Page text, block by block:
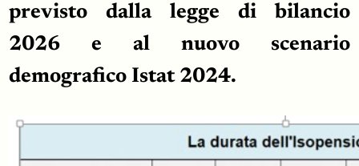
previsto dalla legge di bilancio
2026 e al nuovo scenario
demografico Istat 2024.